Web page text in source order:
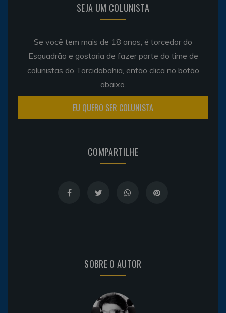
SEJA UM COLUNISTA
Se você tem mais de 18 anos, é torcedor do
Esquadrão e gostaria de fazer parte do time de
colunistas do Torcidabahia, então clica no botão
abaixo.
EU QUERO SER COLUNISTA
COMPARTILHE
SOBRE O AUTOR